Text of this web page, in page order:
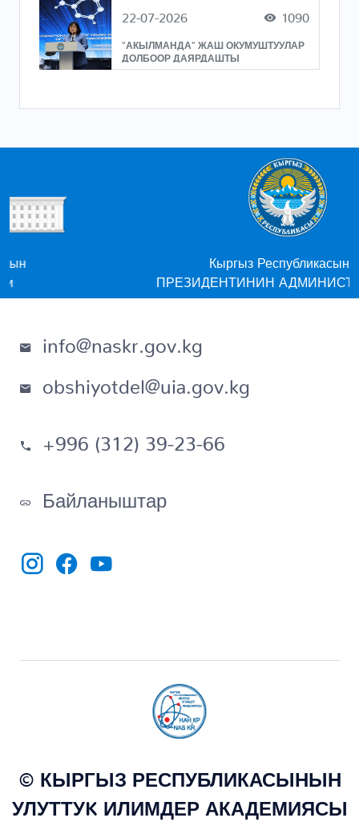
22-07-2026 1090
"АКЫЛМАНДА" ЖАШ ОКУМУШТУУЛАР
ДОЛБООР ДАЯРДАШТЫ
Кыргыз Республикасынын
ПРЕЗИДЕНТИНИН АДМИНИСТРАЦИЯСЫ
info@naskr.gov.kg
obshiyotdel@uia.gov.kg
+996 (312) 39-23-66
Байланыштар
© КЫРГЫЗ РЕСПУБЛИКАСЫНЫН
УЛУТТУK ИЛИМДЕР АКАДЕМИЯСЫ